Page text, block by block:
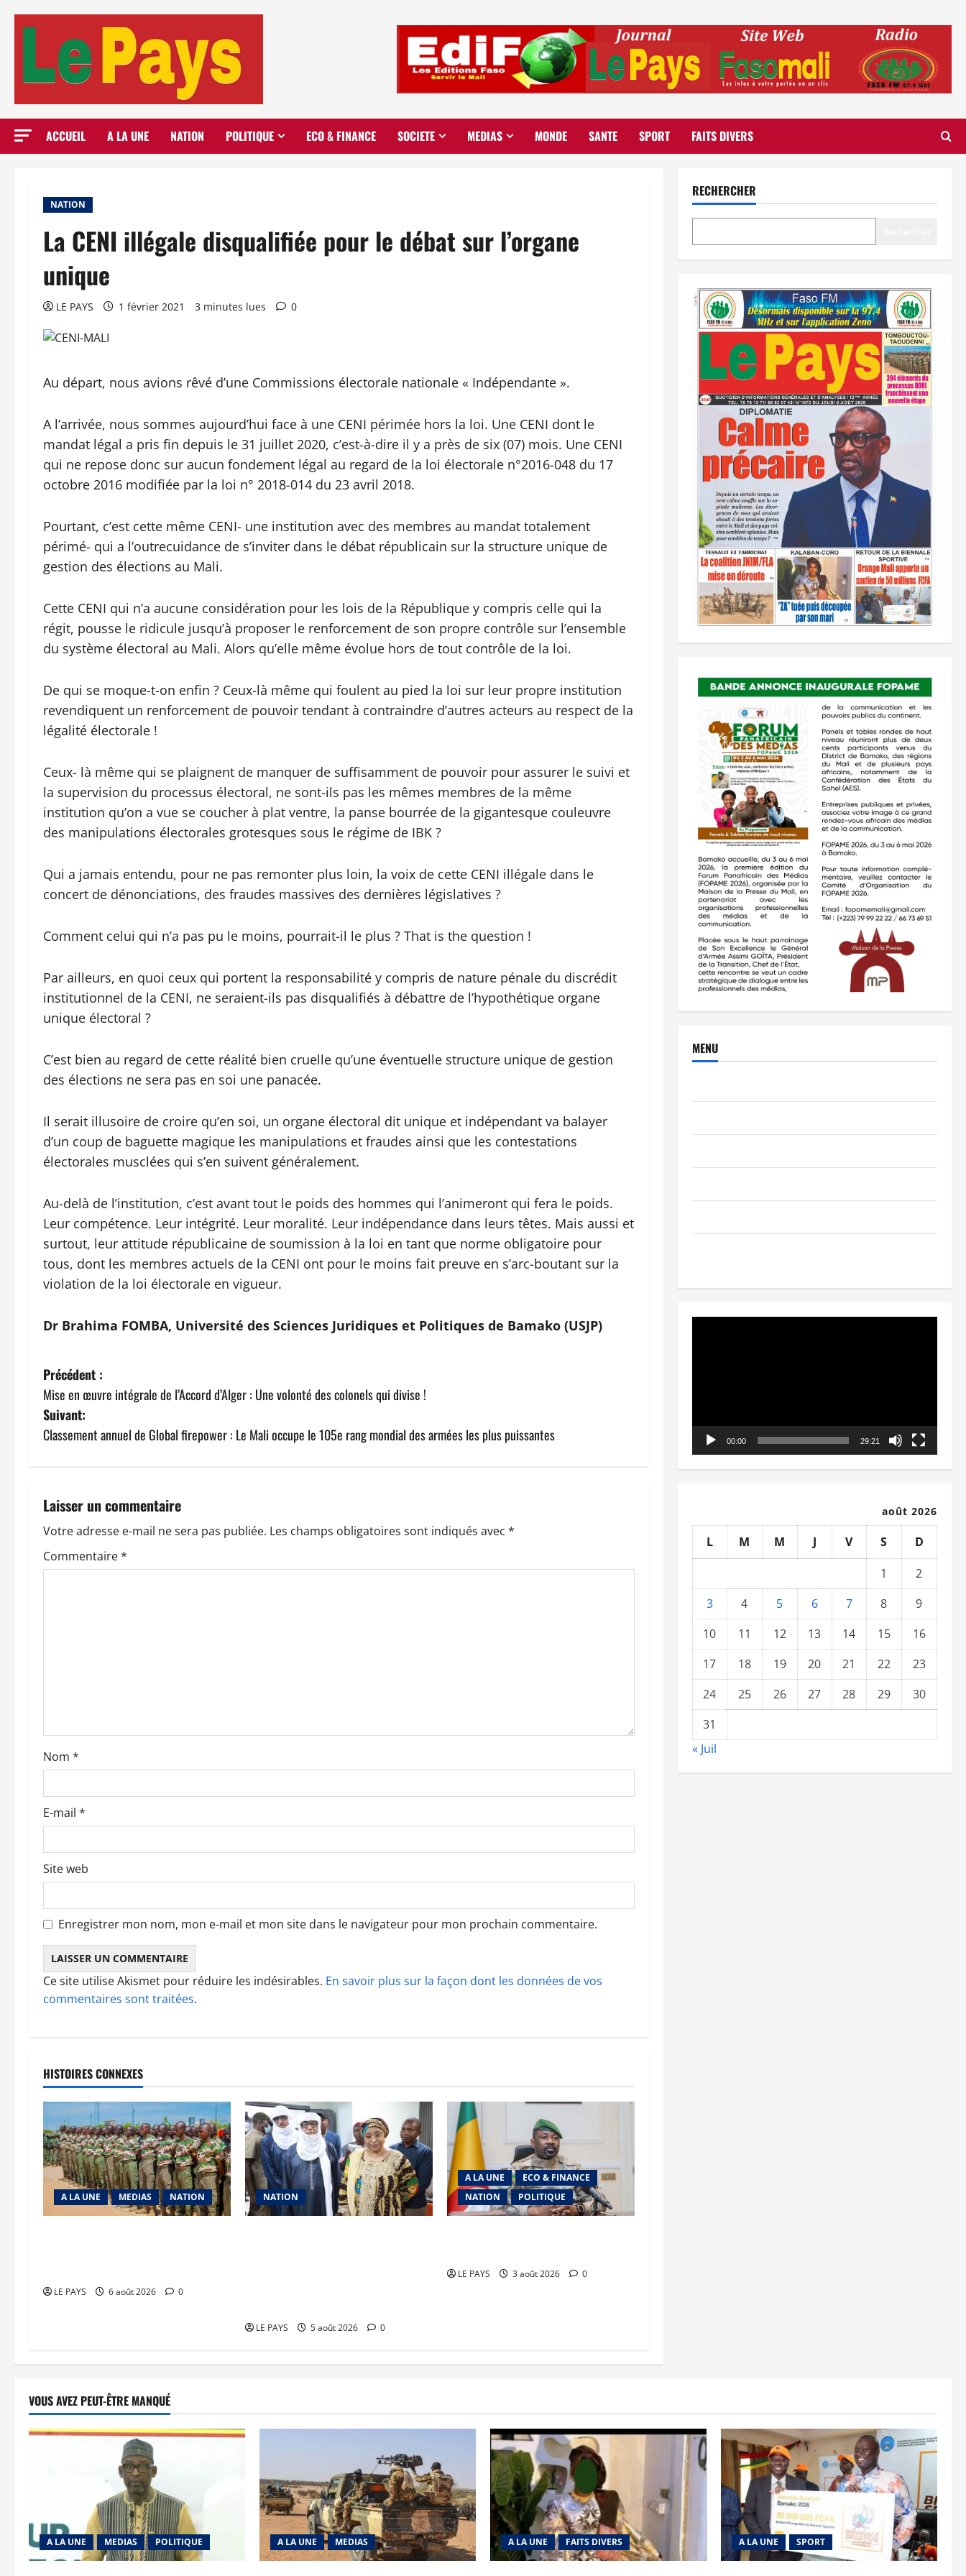
ACCUEIL A LA UNE NATION POLITIQUE ECO & FINANCE SOCIETE MEDIAS MONDE SANTE SPORT FAITS DIVERS
NATION
La CENI illégale disqualifiée pour le débat sur l’organe
unique
LE PAYS 1 février 2021 3 minutes lues 0
Au départ, nous avions rêvé d’une Commissions électorale nationale « Indépendante ».
A l’arrivée, nous sommes aujourd’hui face à une CENI périmée hors la loi. Une CENI dont le
mandat légal a pris fin depuis le 31 juillet 2020, c’est-à-dire il y a près de six (07) mois. Une CENI
qui ne repose donc sur aucun fondement légal au regard de la loi électorale n°2016-048 du 17
octobre 2016 modifiée par la loi n° 2018-014 du 23 avril 2018.
Pourtant, c’est cette même CENI- une institution avec des membres au mandat totalement
périmé- qui a l’outrecuidance de s’inviter dans le débat républicain sur la structure unique de
gestion des élections au Mali.
Cette CENI qui n’a aucune considération pour les lois de la République y compris celle qui la
régit, pousse le ridicule jusqu’à proposer le renforcement de son propre contrôle sur l’ensemble
du système électoral au Mali. Alors qu’elle même évolue hors de tout contrôle de la loi.
De qui se moque-t-on enfin ? Ceux-là même qui foulent au pied la loi sur leur propre institution
revendiquent un renforcement de pouvoir tendant à contraindre d’autres acteurs au respect de la
légalité électorale !
Ceux- là même qui se plaignent de manquer de suffisamment de pouvoir pour assurer le suivi et
la supervision du processus électoral, ne sont-ils pas les mêmes membres de la même
institution qu’on a vue se coucher à plat ventre, la panse bourrée de la gigantesque couleuvre
des manipulations électorales grotesques sous le régime de IBK ?
Qui a jamais entendu, pour ne pas remonter plus loin, la voix de cette CENI illégale dans le
concert de dénonciations, des fraudes massives des dernières législatives ?
Comment celui qui n’a pas pu le moins, pourrait-il le plus ? That is the question !
Par ailleurs, en quoi ceux qui portent la responsabilité y compris de nature pénale du discrédit
institutionnel de la CENI, ne seraient-ils pas disqualifiés à débattre de l’hypothétique organe
unique électoral ?
C’est bien au regard de cette réalité bien cruelle qu’une éventuelle structure unique de gestion
des élections ne sera pas en soi une panacée.
Il serait illusoire de croire qu’en soi, un organe électoral dit unique et indépendant va balayer
d’un coup de baguette magique les manipulations et fraudes ainsi que les contestations
électorales musclées qui s’en suivent généralement.
Au-delà de l’institution, c’est avant tout le poids des hommes qui l’animeront qui fera le poids.
Leur compétence. Leur intégrité. Leur moralité. Leur indépendance dans leurs têtes. Mais aussi et
surtout, leur attitude républicaine de soumission à la loi en tant que norme obligatoire pour
tous, dont les membres actuels de la CENI ont pour le moins fait preuve en s’arc-boutant sur la
violation de la loi électorale en vigueur.
Dr Brahima FOMBA, Université des Sciences Juridiques et Politiques de Bamako (USJP)
N
a
v
g
a
t
a
r
t
i
c
l
e
Précédent :
Mise en œuvre intégrale de l’Accord d’Alger : Une volonté des colonels qui divise !
Suivant:
Classement annuel de Global firepower : Le Mali occupe le 105e rang mondial des armées les plus puissantes
Laisser un commentaire
Votre adresse e-mail ne sera pas publiée. Les champs obligatoires sont indiqués avec *
Commentaire*
Nom *
E-mail *
Site web
Enregistrer mon nom, mon e-mail et mon site dans le navigateur pour mon prochain commentaire.
Ce site utilise Akismet pour réduire les indésirables. En savoir plus sur la façon dont les données de vos
commentaires sont traitées.
HISTOIRES CONNEXES
A LA UNE MEDIAS NATION
LE PAYS 6 août 2026 0
NATION
LE PAYS 5 août 2026 0
A LA UNE
ECO & FINANCE
NATION
POLITIQUE
LE PAYS 3 août 2026 0
RECHERCHER
MENU
00:00 29:21
août 2026
L M M J V S
D
1
2
3
4 5 6 7 8
9
10
11 12 13 14 15
16
17
18 19 20 21 22
23
24
25 26 27 28 29
30
31
« Juil
VOUS AVEZ PEUT-ÊTRE MANQUÉ
A LA UNE MEDIAS POLITIQUE A LA UNE MEDIAS A LA UNE FAITS DIVERS A LA UNE SPORT